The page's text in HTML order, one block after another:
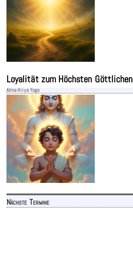
Loyalität zum Höchsten Göttlichen
Atma Kriya Yoga
Nächste Termine